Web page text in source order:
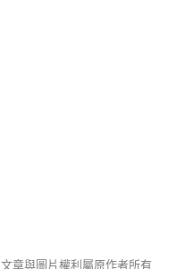
文章與圖片權利屬原作者所有